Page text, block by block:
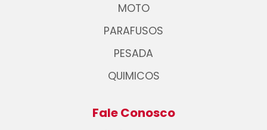
MOTO
PARAFUSOS
PESADA
QUIMICOS
Fale Conosco